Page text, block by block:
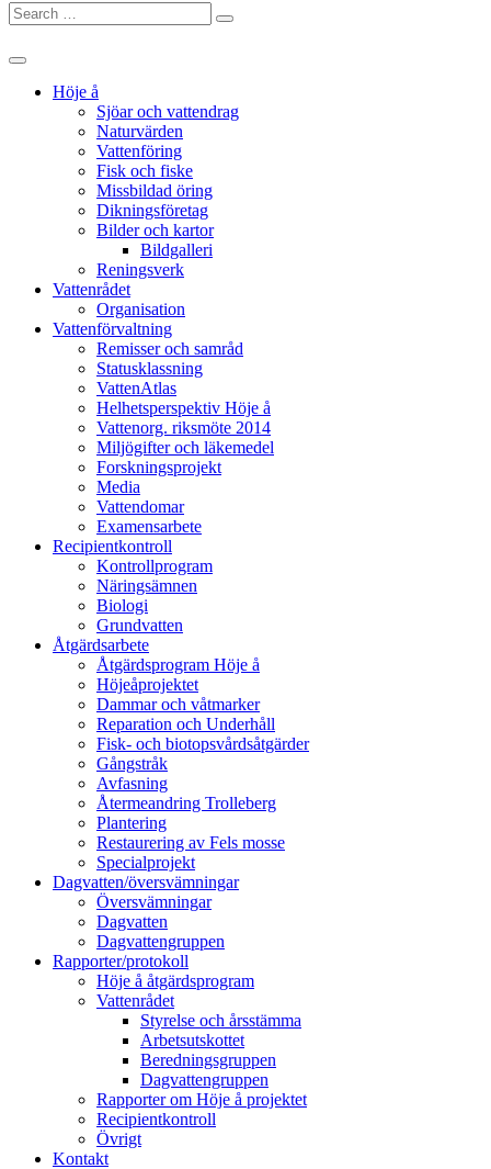
Search
for:
Höje å
Sjöar och vattendrag
Naturvärden
Vattenföring
Fisk och fiske
Missbildad öring
Dikningsföretag
Bilder och kartor
Bildgalleri
Reningsverk
Vattenrådet
Organisation
Vattenförvaltning
Remisser och samråd
Statusklassning
VattenAtlas
Helhetsperspektiv Höje å
Vattenorg. riksmöte 2014
Miljögifter och läkemedel
Forskningsprojekt
Media
Vattendomar
Examensarbete
Recipientkontroll
Kontrollprogram
Näringsämnen
Biologi
Grundvatten
Åtgärdsarbete
Åtgärdsprogram Höje å
Höjeåprojektet
Dammar och våtmarker
Reparation och Underhåll
Fisk- och biotopsvårdsåtgärder
Gångstråk
Avfasning
Återmeandring Trolleberg
Plantering
Restaurering av Fels mosse
Specialprojekt
Dagvatten/översvämningar
Översvämningar
Dagvatten
Dagvattengruppen
Rapporter/protokoll
Höje å åtgärdsprogram
Vattenrådet
Styrelse och årsstämma
Arbetsutskottet
Beredningsgruppen
Dagvattengruppen
Rapporter om Höje å projektet
Recipientkontroll
Övrigt
Kontakt